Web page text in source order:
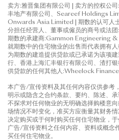
卖方:雅晋集团有限公司 | 卖方的控权
丰地产有限公司、Seareef Holdings
Onwards Asia Limited | 期数的认可人
分担任经营人、董事或僱员的商号或法
期数的承建商:Gammon Engineering
就期数中的住宅物业的出售而代表拥有
为期数的建造提供贷款或已承诺为该项
行、香港上海汇丰银行有限公司、渣打
供贷款的任何其他人:Wheelock
本广告/宣传资料及其任何内容仅供参考
明示或隐含之合约条款、要约、陈述、
不探求对任何物业的无明确选择购楼意
场情况不时变化，准买方应衡量其财务
决定购买或于何时购买任何住宅物业，
广告/宣传资料之任何内容、资料或概念
买任何住宅物业。